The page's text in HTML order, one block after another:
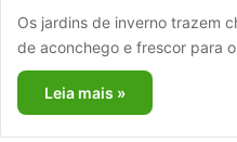
Os jardins de inverno trazem
de aconchego e frescor para
Leia mais »